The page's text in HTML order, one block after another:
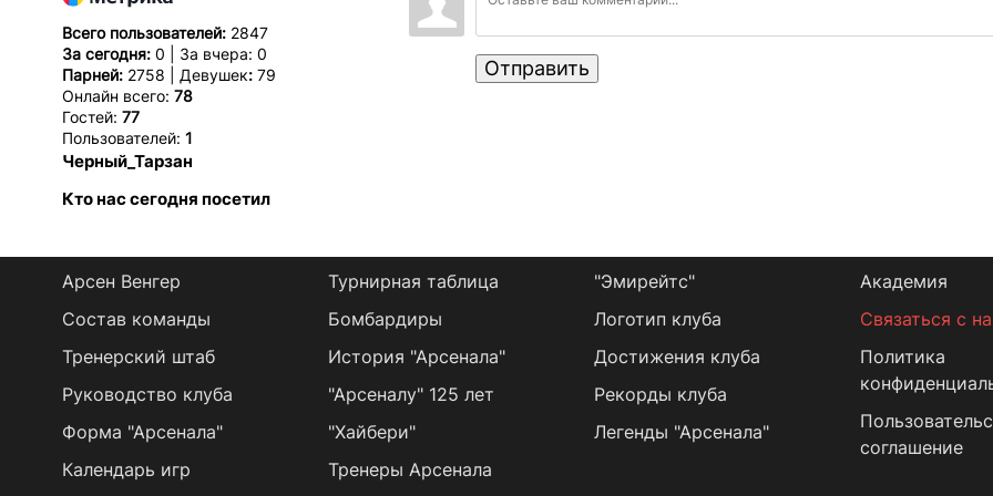
Всего пользователей: 2847
За сегодня: 0 | За вчера: 0
Парней: 2758 | Девушек:79
Онлайн всего: 78
Гостей: 77
Пользователей: 1
Черный_Тарзан
Кто нас сегодня посетил
Отправить
Арсен Венгер
Состав команды
Тренерский штаб
Руководство клуба
Форма "Арсенала"
Календарь игр
Турнирная таблица
Бомбардиры
История "Арсенала"
"Арсеналу" 125 лет
"Хайбери"
Тренеры Арсенала
"Эмирейтс"
Логотип клуба
Достижения клуба
Рекорды клуба
Легенды "Арсенала"
Академия
Связаться с
Политика
соглашение